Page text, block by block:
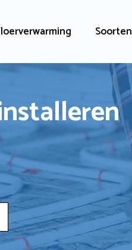
Soorten